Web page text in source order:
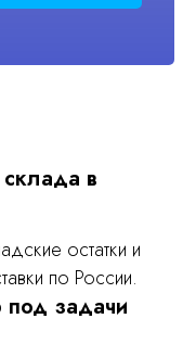
склада в
остатки и
по России.
под задачи